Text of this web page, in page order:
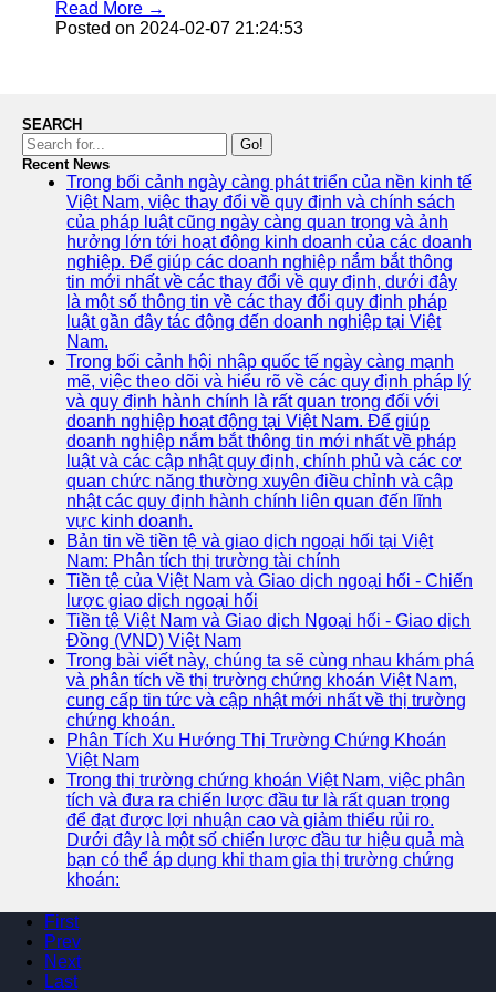
Read More →
Posted on 2024-02-07 21:24:53
SEARCH
Go!
Recent News
Trong bối cảnh ngày càng phát triển của nền kinh tế
Việt Nam, việc thay đổi về quy định và chính sách
của pháp luật cũng ngày càng quan trọng và ảnh
hưởng lớn tới hoạt động kinh doanh của các doanh
nghiệp. Để giúp các doanh nghiệp nắm bắt thông
tin mới nhất về các thay đổi về quy định, dưới đây
là một số thông tin về các thay đổi quy định pháp
luật gần đây tác động đến doanh nghiệp tại Việt
Nam.
Trong bối cảnh hội nhập quốc tế ngày càng mạnh
mẽ, việc theo dõi và hiểu rõ về các quy định pháp lý
và quy định hành chính là rất quan trọng đối với
doanh nghiệp hoạt động tại Việt Nam. Để giúp
doanh nghiệp nắm bắt thông tin mới nhất về pháp
luật và các cập nhật quy định, chính phủ và các cơ
quan chức năng thường xuyên điều chỉnh và cập
nhật các quy định hành chính liên quan đến lĩnh
vực kinh doanh.
Bản tin về tiền tệ và giao dịch ngoại hối tại Việt
Nam: Phân tích thị trường tài chính
Tiền tệ của Việt Nam và Giao dịch ngoại hối - Chiến
lược giao dịch ngoại hối
Tiền tệ Việt Nam và Giao dịch Ngoại hối - Giao dịch
Đồng (VND) Việt Nam
Trong bài viết này, chúng ta sẽ cùng nhau khám phá
và phân tích về thị trường chứng khoán Việt Nam,
cung cấp tin tức và cập nhật mới nhất về thị trường
chứng khoán.
Phân Tích Xu Hướng Thị Trường Chứng Khoán
Việt Nam
Trong thị trường chứng khoán Việt Nam, việc phân
tích và đưa ra chiến lược đầu tư là rất quan trọng
để đạt được lợi nhuận cao và giảm thiểu rủi ro.
Dưới đây là một số chiến lược đầu tư hiệu quả mà
bạn có thể áp dụng khi tham gia thị trường chứng
khoán:
First
Prev
Next
Last